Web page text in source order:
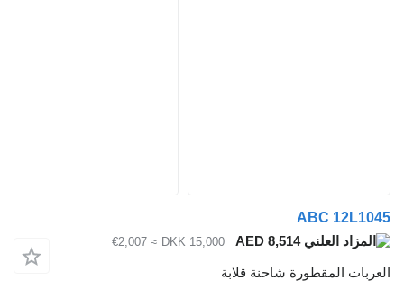
ABC 12L1045
AED 8,514
DKK 15,000
≈ €2,007
العربات المقطورة شاحنة قلابة